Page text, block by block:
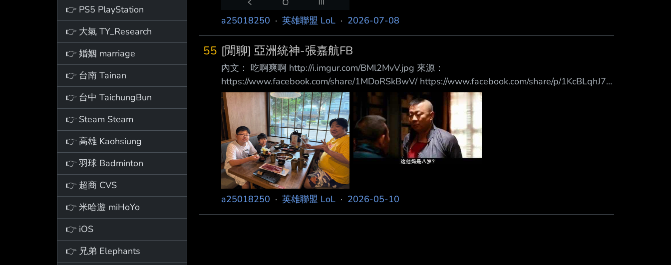
👉 PS5 PlayStation
👉 大氣 TY_Research
👉 婚姻 marriage
👉 台南 Tainan
👉 台中 TaichungBun
👉 Steam Steam
👉 高雄 Kaohsiung
👉 羽球 Badminton
👉 超商 CVS
👉 米哈遊 miHoYo
👉 iOS
👉 兄弟 Elephants
a25018250 · 英雄聯盟 LoL · 2026-07-08
55 [閒聊] 亞洲統神-張嘉航FB
內文： 吃啊爽啊 http://i.imgur.com/BMl2MvV.jpg 來源：
https://www.facebook.com/share/1MDoRSkBwV/ https://www.facebook.com/share/p/1KcBLqhJ7h/
心得： 這是前PCS職業選手， 很久不見的力量人來了， 感覺依然過得很滋潤， 統神最近很喜歡穿
這件， 可能是之前的穿不下了。 ----- Sent from JPTT on my Samsung SM-S9380. -- 早安 --
a25018250 · 英雄聯盟 LoL · 2026-05-10